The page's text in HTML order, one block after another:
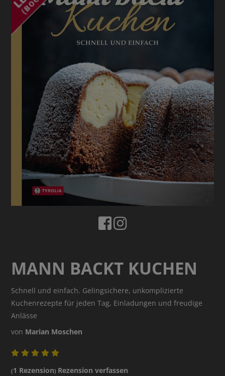
VERLAG
IDEEN & BEGLEITMATERIAL
MANN BACKT KUCHEN
Schnell und einfach. Gelingsichere, unkomplizierte
Kuchenrezepte für jeden Tag, Einladungen und freudige
Anlässe
von Marian Moschen
(1 Rezension) Rezension verfassen